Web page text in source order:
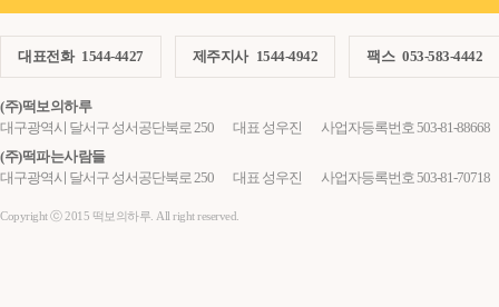
대표전화 1544-4427 제주지사 1544-4942 팩스 053-583-4442
(주)떡보의하루
대구광역시 달서구 성서공단북로 250
대표 성우진
사업자등록번호 503-81-88668
(주)떡파는사람들
대구광역시 달서구 성서공단북로 250
대표 성우진 사업자등록번호 503-81-70718
Copyright ⓒ 2015 떡보의하루. All right reserved.